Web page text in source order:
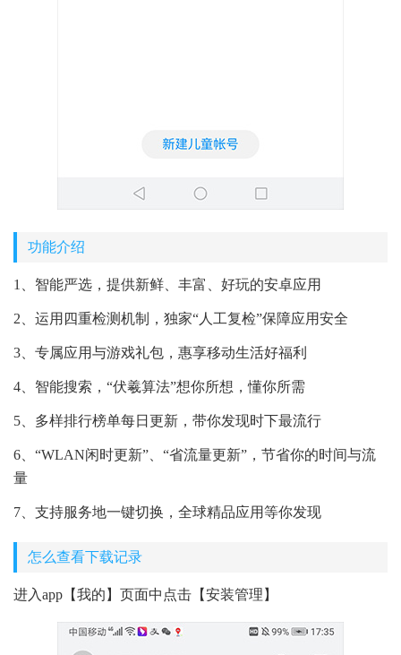
功能介绍
1、智能严选，提供新鲜、丰富、好玩的安卓应用
2、运用四重检测机制，独家“人工复检”保障应用安全
3、专属应用与游戏礼包，惠享移动生活好福利
4、智能搜索，“伏羲算法”想你所想，懂你所需
5、多样排行榜单每日更新，带你发现时下最流行
6、“WLAN闲时更新”、“省流量更新”，节省你的时间与流
量
7、支持服务地一键切换，全球精品应用等你发现
怎么查看下载记录
进入app【我的】页面中点击【安装管理】